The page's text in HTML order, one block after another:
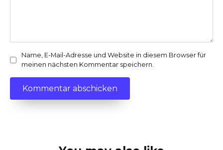
Name, E-Mail-Adresse und Website in diesem Browser für
meinen nächsten Kommentar speichern.